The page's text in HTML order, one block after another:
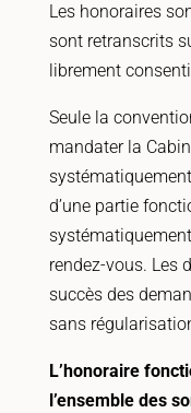
Les honoraires
sont retranscrits
librement
Seule la
mandater la
d’une partie
rendez-vous. Les
succès des
sans
L’honoraire
l’ensemble des